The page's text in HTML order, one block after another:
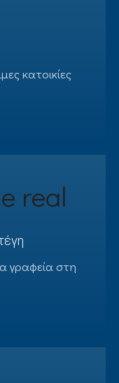
κατοικίες
γραφεία στη